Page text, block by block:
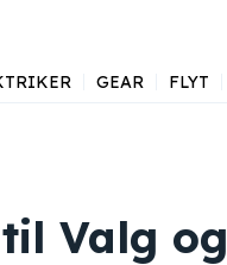
GEAR FLYT
Valg og